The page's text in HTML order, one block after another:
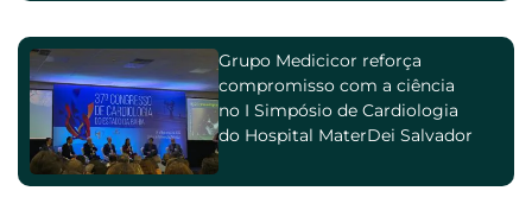
Grupo Medicicor reforça
compromisso com a ciência
no I Simpósio de Cardiologia
do Hospital MaterDei Salvador